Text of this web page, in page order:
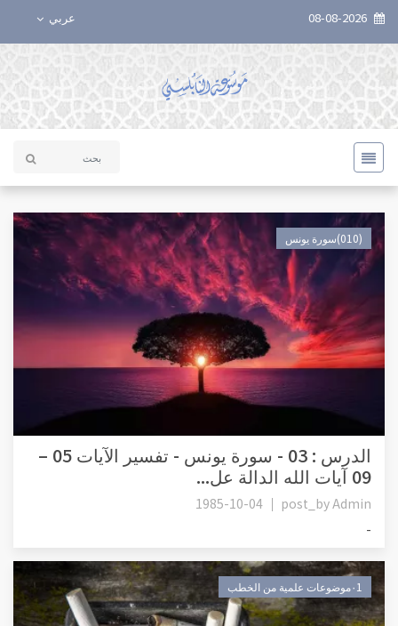
عربي
(010)سورة يونس
الدرس : 03 - سورة يونس - تفسير الآيات 05 –
09 آيات الله الدالة عل...
post_byAdmin
1985-10-04
-
٠1موضوعات علمية من الخطب